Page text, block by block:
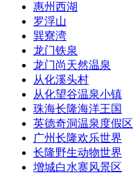
惠州西湖
罗浮山
巽寮湾
龙门铁泉
龙门尚天然温泉
从化溪头村
从化望谷温泉小镇
珠海长隆海洋王国
英德奇洞温泉度假区
广州长隆欢乐世界
长隆野生动物世界
增城白水寨风景区